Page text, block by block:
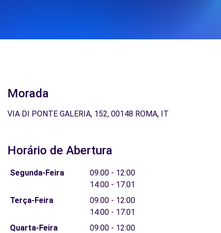
Morada
VIA DI PONTE GALERIA, 152, 00148 ROMA, IT
Horário de Abertura
Segunda-Feira
09:00 - 12:00
14:00 - 17:01
Terça-Feira
09:00 - 12:00
14:00 - 17:01
Quarta-Feira
09:00 - 12:00